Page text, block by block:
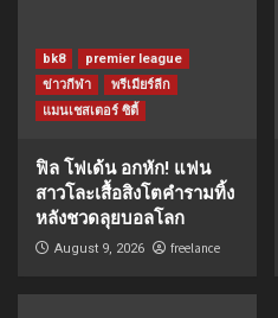
bk8
premier league
ข่าวกีฬา
พรีเมียร์ลีก
แมนเชสเตอร์ ซิตี้
ฟิล โฟเด้น อกหัก! แฟน
สาวโละเสื้อสิงโตคำรามทิ้ง
หลังชวดลุยบอลโลก
August 9, 2026 freelance